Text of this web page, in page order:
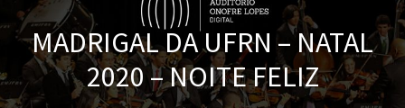
MADRIGAL DA UFRN – NATAL
2020 – NOITE FELIZ